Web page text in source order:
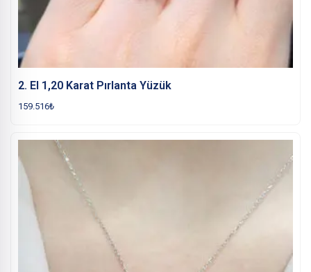
2. El 1,20 Karat Pırlanta Yüzük
159.516₺